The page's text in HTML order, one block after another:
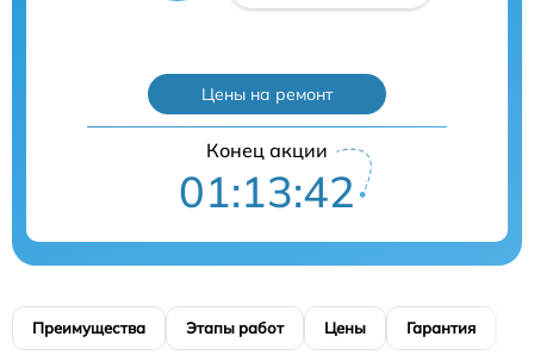
Цены на ремонт
Конец акции
01:13:41
Преимущества Этапы работ Цены Гарантия